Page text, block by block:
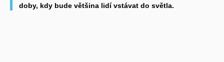
doby, kdy bude většina lidí vstávat do světla.